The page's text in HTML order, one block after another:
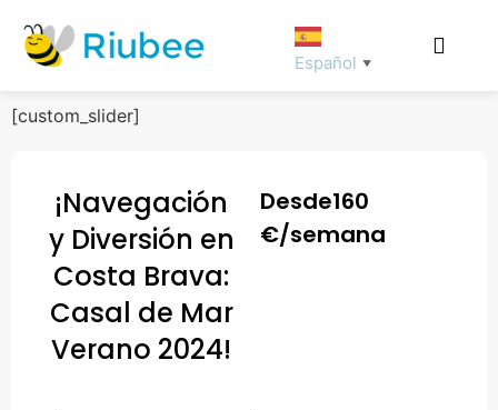
Español ▼
[custom_slider]
¡Navegación
y Diversión en
Costa Brava:
Casal de Mar
Verano 2024!
Desde160
€/semana